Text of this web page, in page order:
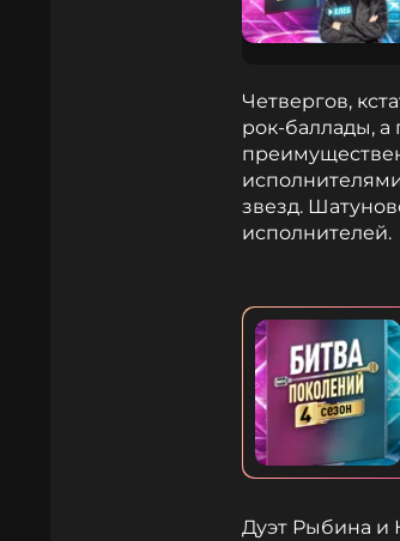
Четвергов,
рок-баллады, а
звезд.
исполнителей.
Дуэт Рыбина и